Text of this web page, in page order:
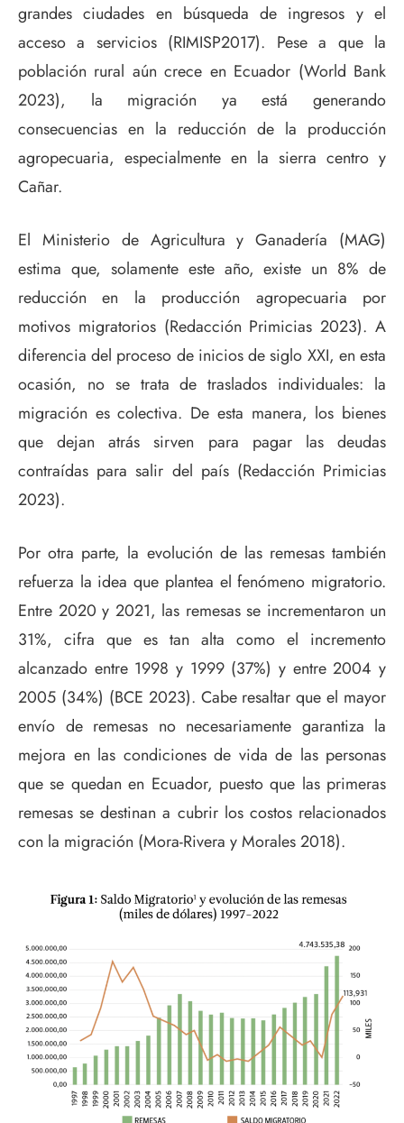
grandes ciudades en búsqueda de ingresos y el
acceso a servicios (RIMISP2017). Pese a que la
población rural aún crece en Ecuador (World Bank
2023), la migración ya está generando
consecuencias en la reducción de la producción
agropecuaria, especialmente en la sierra centro y
Cañar.
El Ministerio de Agricultura y Ganadería (MAG)
estima que, solamente este año, existe un 8% de
reducción en la producción agropecuaria por
motivos migratorios (Redacción Primicias 2023). A
diferencia del proceso de inicios de siglo XXI, en esta
ocasión, no se trata de traslados individuales: la
migración es colectiva. De esta manera, los bienes
que dejan atrás sirven para pagar las deudas
contraídas para salir del país (Redacción Primicias
2023).
Por otra parte, la evolución de las remesas también
refuerza la idea que plantea el fenómeno migratorio.
Entre 2020 y 2021, las remesas se incrementaron un
31%, cifra que es tan alta como el incremento
alcanzado entre 1998 y 1999 (37%) y entre 2004 y
2005 (34%) (BCE 2023). Cabe resaltar que el mayor
envío de remesas no necesariamente garantiza la
mejora en las condiciones de vida de las personas
que se quedan en Ecuador, puesto que las primeras
remesas se destinan a cubrir los costos relacionados
con la migración (Mora-Rivera y Morales 2018).